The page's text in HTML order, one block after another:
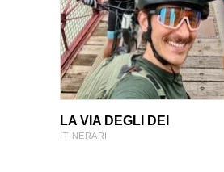
VIEW PRODUCT
VIEW PRODUCT
LA VIA DEGLI DEI
ITINERARI